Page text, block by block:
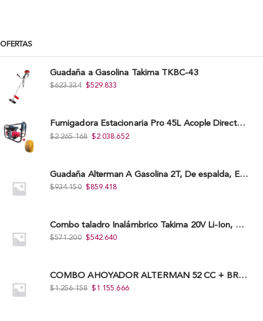
OFERTAS
Guadaña a Gasolina Takima TKBC-43
$623.334 $529.833
Fumigadora Estacionaria Pro 45L Acople Directo con Accesorios
$2.265.168 $2.038.652
Guadaña Alterman A Gasolina 2T, De espalda, Eje Flexible, 43Cc, Xbc43B-I
$934.150 $859.418
Combo taladro Inalámbrico Takima 20V Li-Ion, Tklcd-20. + Polichadora Takima 7″ 1.200W, Tksp-180-D.
$571.200 $542.640
COMBO AHOYADOR ALTERMAN 52 CC + BROCA DE 20 CM X 80 CM + BROCA DE 15 CM X 80 CM
$1.256.158 $1.155.666